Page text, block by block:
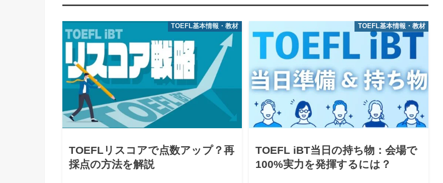
TOEFL基本情報・教材
TOEFLリスコアで点数アップ？再
採点の方法を解説
TOEFL基本情報・教材
TOEFL iBT当日の持ち物：会場で
100%実力を発揮するには？